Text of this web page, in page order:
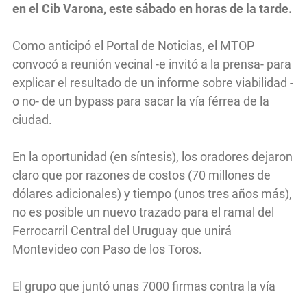
en el Cib Varona, este sábado en horas de la tarde.
Como anticipó el Portal de Noticias, el MTOP
convocó a reunión vecinal -e invitó a la prensa- para
explicar el resultado de un informe sobre viabilidad -
o no- de un bypass para sacar la vía férrea de la
ciudad.
En la oportunidad (en síntesis), los oradores dejaron
claro que por razones de costos (70 millones de
dólares adicionales) y tiempo (unos tres años más),
no es posible un nuevo trazado para el ramal del
Ferrocarril Central del Uruguay que unirá
Montevideo con Paso de los Toros.
El grupo que juntó unas 7000 firmas contra la vía